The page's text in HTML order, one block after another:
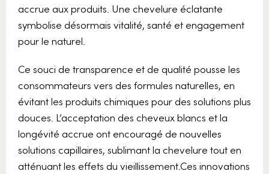
accrue aux produits. Une chevelure éclatante
symbolise désormais vitalité, santé et engagement
pour le naturel.
Ce souci de transparence et de qualité pousse les
consommateurs vers des formules naturelles, en
évitant les produits chimiques pour des solutions plus
douces. L’acceptation des cheveux blancs et la
longévité accrue ont encouragé de nouvelles
solutions capillaires, sublimant la chevelure tout en
atténuant les effets du vieillissement.Ces innovations